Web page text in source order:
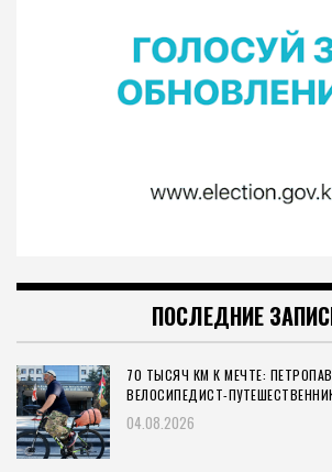
ПОСЛЕДНИЕ
70 ТЫСЯЧ КМ К МЕЧТЕ:
ВЕЛОСИПЕДИСТ-
04.08.2026